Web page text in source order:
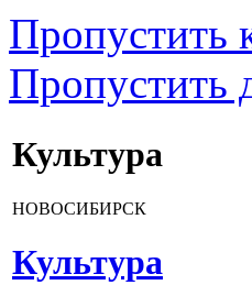
Пропустить
Пропустить
Культура
НОВОСИБИРСК
Культура